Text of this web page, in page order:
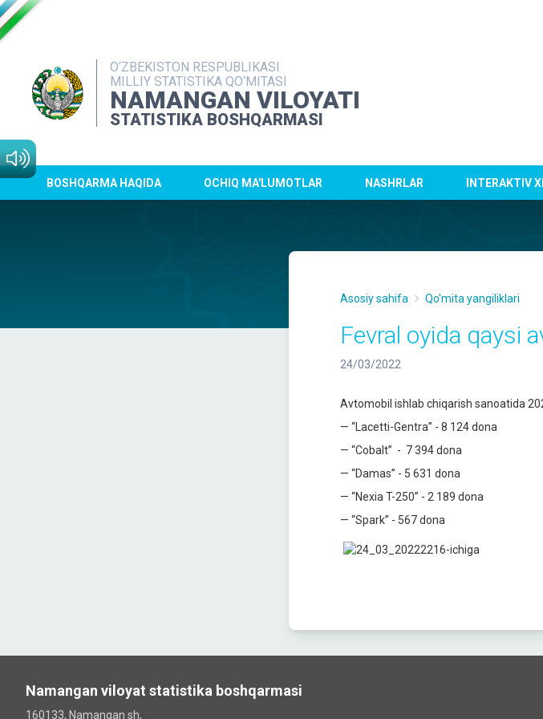
O‘ZBEKISTON RESPUBLIKASI
MILLIY STATISTIKA QO‘MITASI
NAMANGAN VILOYATI
STATISTIKA BOSHQARMASI
BOSHQARMA HAQIDA OCHIQ MA'LUMOTLAR NASHRLAR INTERAKTIV
Asosiy sahifa Qo'mita yangiliklari
Fevral oyida qaysi
24/03/2022
Avtomobil ishlab chiqarish sanoatida
— “Lacetti-Gentra” - 8 124 dona
— “Cobalt” - 7 394 dona
— “Damas” - 5 631 dona
— “Nexia T-250” - 2 189 dona
— “Spark” - 567 dona
Namangan viloyat statistika boshqarmasi
160133, Namangan sh,